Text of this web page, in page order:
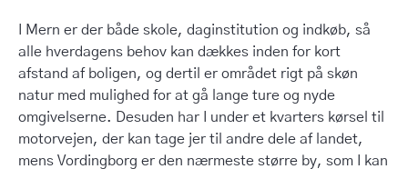
I Mern er der både skole, daginstitution og indkøb, så
alle hverdagens behov kan dækkes inden for kort
afstand af boligen, og dertil er området rigt på skøn
natur med mulighed for at gå lange ture og nyde
omgivelserne. Desuden har I under et kvarters kørsel til
motorvejen, der kan tage jer til andre dele af landet,
mens Vordingborg er den nærmeste større by, som I kan